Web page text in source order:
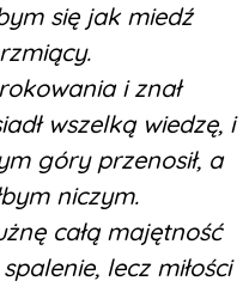
się jak miedź
i znał
wszelką wiedzę, i
góry przenosił, a
niczym.
całą majętność
lecz miłości